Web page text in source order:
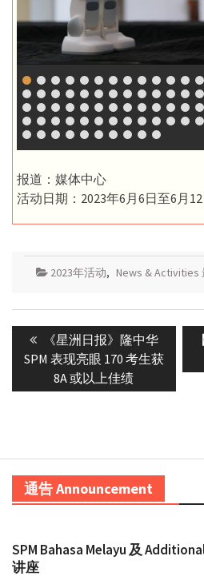
报道：媒体中心
活动日期：2023年6月6日至6月
2023年活动, News & Activities
navigation
Previous
post:
《星洲日报》隆中华
SPM 表现亮眼 170 考生获
8A 或以上佳绩
通告 Announcement
SPM Bahasa Melayu 及
讲座